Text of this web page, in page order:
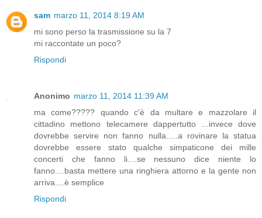
sam marzo 11, 2014 8:19 AM
mi sono perso la trasmissione su la 7
mi raccontate un poco?
Rispondi
Anonimo marzo 11, 2014 11:39 AM
ma come????? quando c'è da multare e mazzolare il
cittadino mettono telecamere dappertutto ...invece dove
dovrebbe servire non fanno nulla.....a rovinare la statua
dovrebbe essere stato qualche simpaticone dei mille
concerti che fanno li....se nessuno dice niente lo
fanno....basta mettere una ringhiera attorno e la gente non
arriva....è semplice
Rispondi